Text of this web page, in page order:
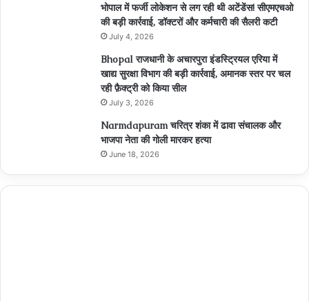
भोपाल में फर्जी लोकेशन से लग रही थी अटेंडेंस! सीएमएचओ
की बड़ी कार्रवाई, डॉक्टरों और कर्मचारी की सैलरी कटी
July 4, 2026
Bhopal राजधानी के अचारपुरा इंडस्ट्रियल एरिया में
खाद्य सुरक्षा विभाग की बड़ी कार्रवाई, अमानक स्तर पर चल
रही फ़ैक्ट्री को किया सील
July 3, 2026
Narmdapuram चरित्र शंका में ढावा संचालक और
भाजपा नेता की गोली मारकर हत्या
June 18, 2026